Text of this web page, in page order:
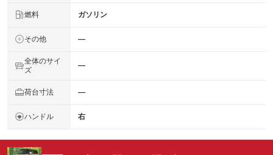
燃料 ガソリン
その他 ―
全体のサイ
ズ
―
荷台寸法 ―
ハンドル 右